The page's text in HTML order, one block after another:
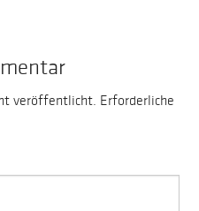
veröffentlicht. Erforderliche